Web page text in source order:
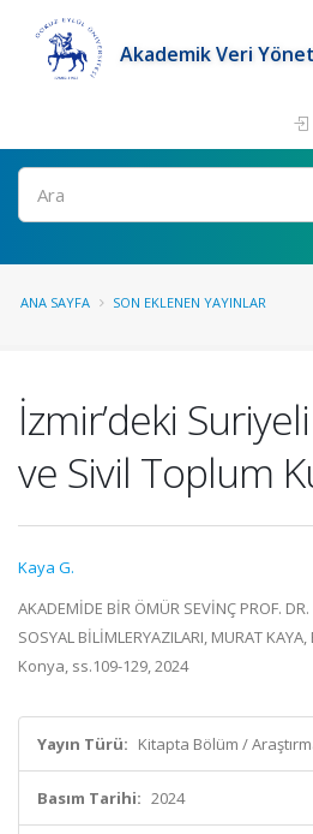
Akademik Veri
Ara
ANA SAYFA SON EKLENEN YAYINLAR
İzmir’deki
ve Sivil Toplum
Kaya G.
AKADEMİDE BİR ÖMÜR SEVİNÇ PROF.
SOSYAL BİLİMLERYAZILARI, MURAT
Konya, ss.109-129, 2024
Yayın Türü: Kitapta Bölüm /
Basım Tarihi: 2024